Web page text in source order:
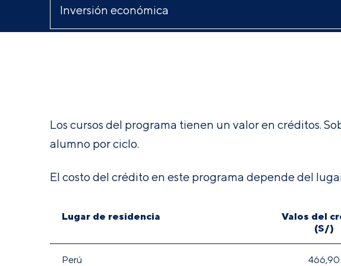
Los cursos del programa tienen un valor en créditos.
alumno por ciclo.
El costo del crédito en este programa depende del
Lugar de residencia
Valos del
(S/)
Perú 466,90